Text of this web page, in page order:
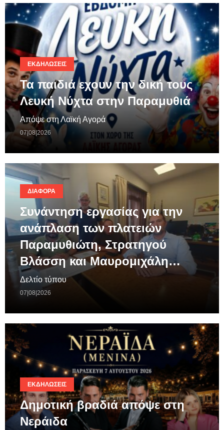
ΕΚΔΗΛΏΣΕΙΣ
Τα παιδιά εχουν την δική τους
Λευκή Νύχτα στην Παραμυθιά
Απόψε στη Λαϊκή Αγορά
07|08|2026
ΔΙΆΦΟΡΑ
Συνάντηση εργασίας για την
ανάπλαση των πλατειών
Παραμυθιώτη, Στρατηγού
Βλάσση και Μαυρομιχάλη…
Δελτίο τύπου
07|08|2026
ΕΚΔΗΛΏΣΕΙΣ
Δημοτική βραδιά απόψε στη
Νεράιδα